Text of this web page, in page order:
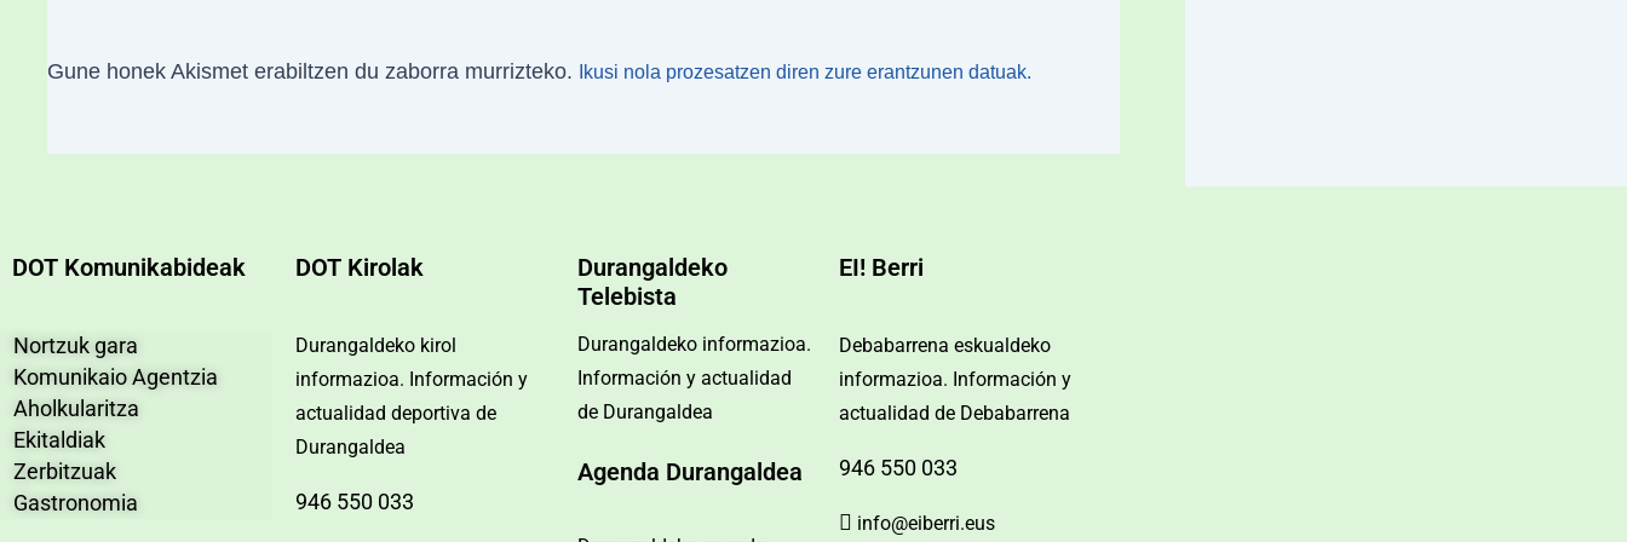
Gune honek Akismet erabiltzen du zaborra murrizteko. Ikusi nola prozesatzen diren zure erantzunen datuak.
DOT Komunikabideak
Nortzuk gara
Komunikaio Agentzia
Aholkularitza
Ekitaldiak
Zerbitzuak
Gastronomia
DOT Kirolak
Durangaldeko kirol
informazioa. Información y
actualidad deportiva de
Durangaldea
946 550 033
Durangaldeko
Telebista
Durangaldeko informazioa.
Información y actualidad
de Durangaldea
Agenda Durangaldea
EI! Berri
Debabarrena eskualdeko
informazioa. Información y
actualidad de Debabarrena
946 550 033
info@eiberri.eus